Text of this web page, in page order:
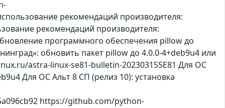
рекомендаций производителя:
рекомендаций производителя:
программного обеспечения pillow до
обновить пакет pillow до 4.0.0-4+deb9u4 или
astra-linux-se81-bulletin-20230315SE81 Для ОС
Для ОС Альт 8 СП (релиз 10): установка
https://github.com/python-